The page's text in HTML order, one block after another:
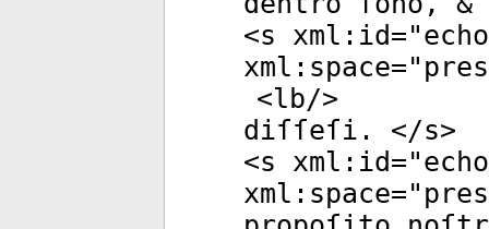
<s xml:id="
xml:space="
<lb/>
diſſeſi. </s>
<s xml:id="
xml:space="